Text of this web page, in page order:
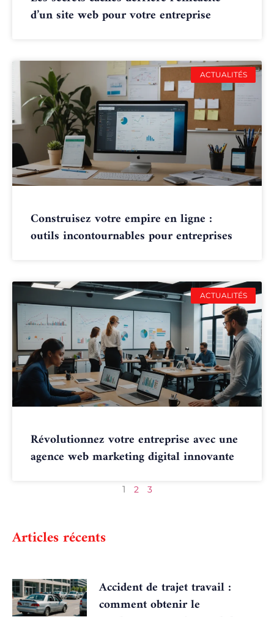
d’un site web pour votre entreprise
ACTUALITÉS
Construisez votre empire en ligne :
outils incontournables pour entreprises
ACTUALITÉS
Révolutionnez votre entreprise avec une
agence web marketing digital innovante
1 2 3
Articles récents
Accident de trajet travail :
comment obtenir le